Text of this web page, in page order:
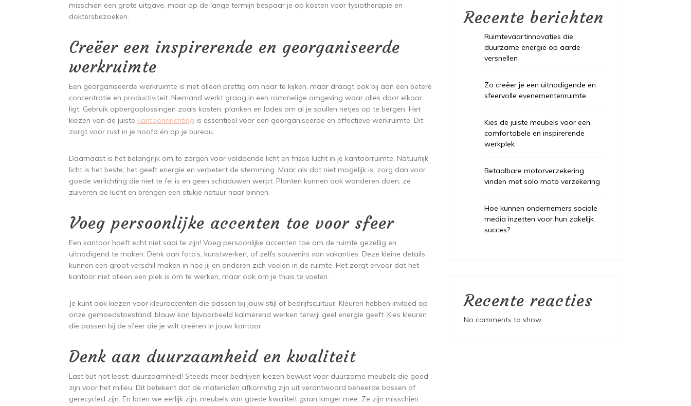
misschien een grote uitgave, maar op de lange termijn bespaar je op kosten voor fysiotherapie en
doktersbezoeken.
Creëer een inspirerende en georganiseerde
werkruimte
Een georganiseerde werkruimte is niet alleen prettig om naar te kijken, maar draagt ook bij aan een betere
concentratie en productiviteit. Niemand werkt graag in een rommelige omgeving waar alles door elkaar
ligt. Gebruik opbergoplossingen zoals kasten, planken en lades om al je spullen netjes op te bergen. Het
kiezen van de juiste kantoorinrichting is essentieel voor een georganiseerde en effectieve werkruimte. Dit
zorgt voor rust in je hoofd én op je bureau.
Daarnaast is het belangrijk om te zorgen voor voldoende licht en frisse lucht in je kantoorruimte. Natuurlijk
licht is het beste; het geeft energie en verbetert de stemming. Maar als dat niet mogelijk is, zorg dan voor
goede verlichting die niet te fel is en geen schaduwen werpt. Planten kunnen ook wonderen doen; ze
zuiveren de lucht en brengen een stukje natuur naar binnen.
Voeg persoonlijke accenten toe voor sfeer
Een kantoor hoeft echt niet saai te zijn! Voeg persoonlijke accenten toe om de ruimte gezellig en
uitnodigend te maken. Denk aan foto’s, kunstwerken, of zelfs souvenirs van vakanties. Deze kleine details
kunnen een groot verschil maken in hoe jij en anderen zich voelen in de ruimte. Het zorgt ervoor dat het
kantoor niet alleen een plek is om te werken, maar ook om je thuis te voelen.
Je kunt ook kiezen voor kleuraccenten die passen bij jouw stijl of bedrijfscultuur. Kleuren hebben invloed op
onze gemoedstoestand; blauw kan bijvoorbeeld kalmerend werken terwijl geel energie geeft. Kies kleuren
die passen bij de sfeer die je wilt creëren in jouw kantoor.
Denk aan duurzaamheid en kwaliteit
Last but not least: duurzaamheid! Steeds meer bedrijven kiezen bewust voor duurzame meubels die goed
zijn voor het milieu. Dit betekent dat de materialen afkomstig zijn uit verantwoord beheerde bossen of
gerecycled zijn. En laten we eerlijk zijn, meubels van goede kwaliteit gaan langer mee. Ze zijn misschien
Recente berichten
Ruimtevaartinnovaties die
duurzame energie op aarde
versnellen
Zo creëer je een uitnodigende en
sfeervolle evenementenruimte
Kies de juiste meubels voor een
comfortabele en inspirerende
werkplek
Betaalbare motorverzekering
vinden met solo moto verzekering
Hoe kunnen ondernemers sociale
media inzetten voor hun zakelijk
succes?
Recente reacties
No comments to show.